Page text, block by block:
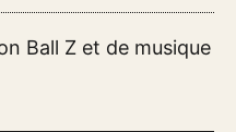
Ball Z et de musique